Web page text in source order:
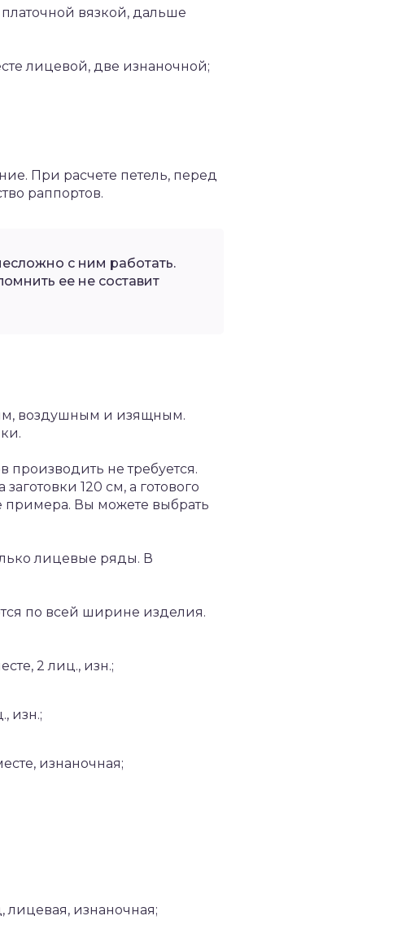
вязкой, дальше
лицевой, две изнаночной;
При расчете петель, перед
раппортов.
с ним работать.
ее не составит
воздушным и изящным.
производить не требуется.
120 см, а готового
примера. Вы можете выбрать
лицевые ряды. В
по всей ширине изделия.
2 лиц., изн.;
изн.;
изнаночная;
лицевая, изнаночная;